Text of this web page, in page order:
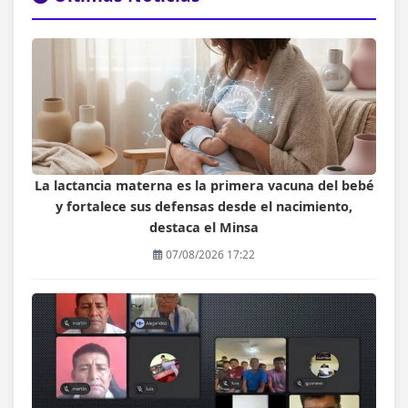
La lactancia materna es la primera vacuna del bebé
y fortalece sus defensas desde el nacimiento,
destaca el Minsa
07/08/2026 17:22